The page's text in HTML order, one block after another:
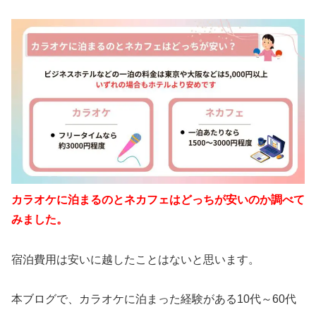
カラオケに泊まるのとネカフェはどっちが安いのか調べて
みました。
宿泊費用は安いに越したことはないと思います。
本ブログで、カラオケに泊まった経験がある10代～60代